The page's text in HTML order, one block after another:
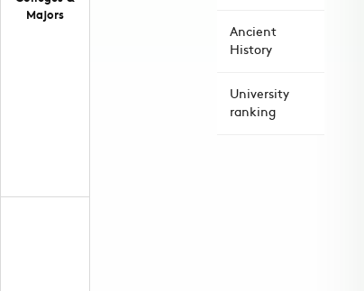
Majors
Ancient
History
University
ranking